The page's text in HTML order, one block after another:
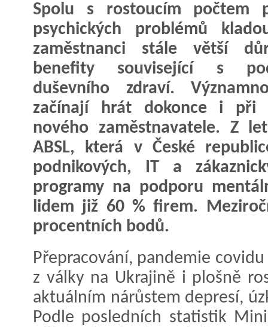
Spolu s rostoucím počtem
psychických problémů
zaměstnanci stále větší
benefity související s
duševního zdraví.
začínají hrát dokonce i při
nového zaměstnavatele. Z
ABSL, která v České
podnikových, IT a
programy na podporu
lidem již 60 % firem.
procentních bodů.
Přepracování, pandemie
z války na Ukrajině i plošně
aktuálním nárůstem depresí,
Podle posledních statistik